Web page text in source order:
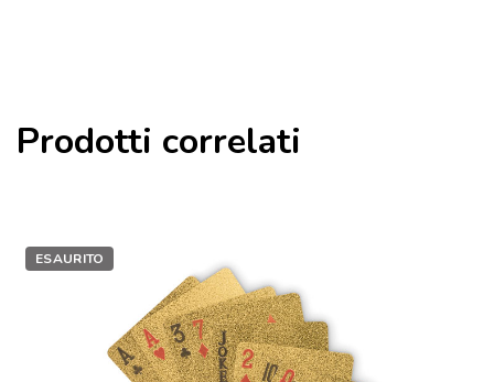
Prodotti correlati
ESAURITO